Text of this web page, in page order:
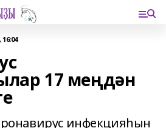
17 меңдән
инфекцияһын